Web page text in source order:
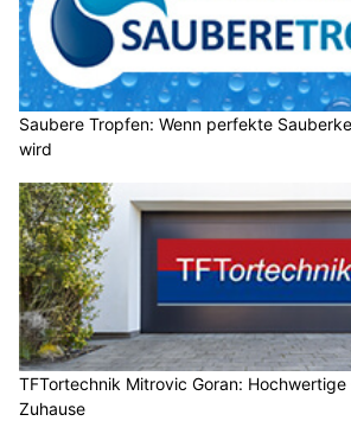
Saubere Tropfen: Wenn perfekte
wird
TFTortechnik Mitrovic Goran:
Zuhause